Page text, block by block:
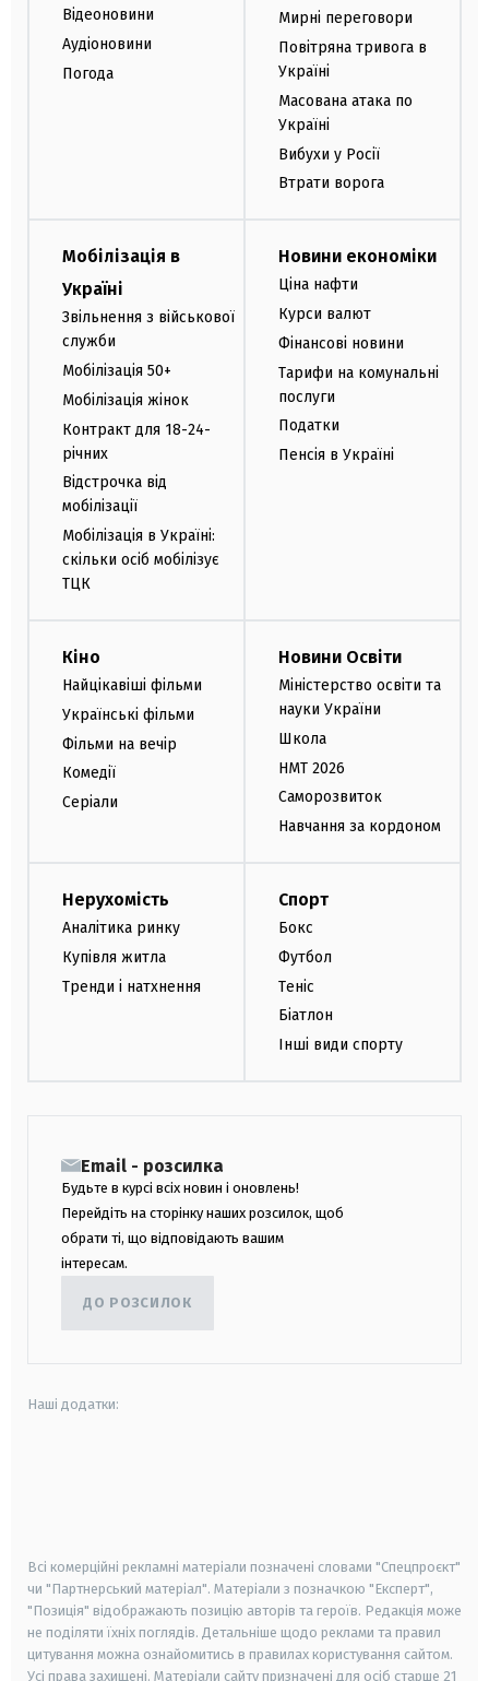
Відеоновини
Аудіоновини
Погода
Мирні переговори
Повітряна тривога в
Україні
Масована атака по
Україні
Вибухи у Росії
Втрати ворога
Мобілізація в
Україні
Звільнення з військової
служби
Мобілізація 50+
Мобілізація жінок
Контракт для 18-24-
річних
Відстрочка від
мобілізації
Мобілізація в Україні:
скільки осіб мобілізує
ТЦК
Новини економіки
Ціна нафти
Курси валют
Фінансові новини
Тарифи на комунальні
послуги
Податки
Пенсія в Україні
Кіно
Найцікавіші фільми
Українські фільми
Фільми на вечір
Комедії
Серіали
Новини Освіти
Міністерство освіти та
науки України
Школа
НМТ 2026
Саморозвиток
Навчання за кордоном
Нерухомість
Аналітика ринку
Купівля житла
Тренди і натхнення
Спорт
Бокс
Футбол
Теніс
Біатлон
Інші види спорту
Email - розсилка
Будьте в курсі всіх новин і оновлень!
Перейдіть на сторінку наших розсилок, щоб
обрати ті, що відповідають вашим
інтересам.
ДО РОЗСИЛОК
Наші додатки:
Всі комерційні рекламні матеріали позначені словами "Спецпроєкт"
чи "Партнерський матеріал". Матеріали з позначкою "Експерт",
"Позиція" відображають позицію авторів та героїв. Редакція може
не поділяти їхніх поглядів. Детальніше щодо реклами та правил
цитування можна ознайомитись в правилах користування сайтом.
Усі права захищені. Матеріали сайту призначені для осіб старше 21